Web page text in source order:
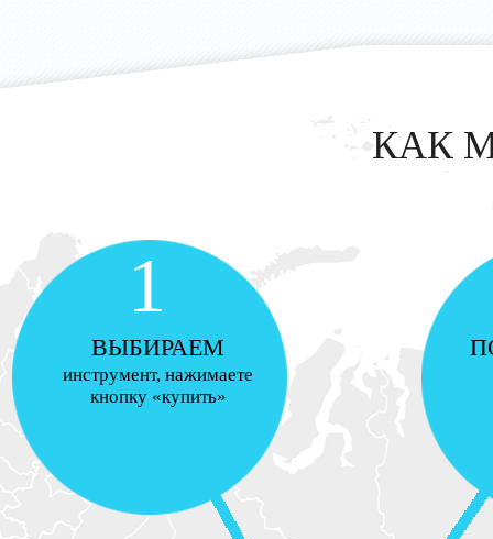
КАК
1
ВЫБИРАЕМ
инструмент, нажимаете
кнопку «купить»